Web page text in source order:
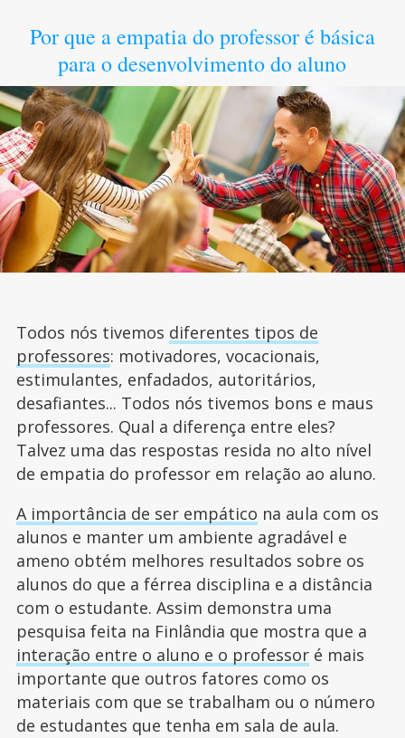
Por que a empatia do professor é básica
para o desenvolvimento do aluno
Todos nós tivemos diferentes tipos de
professores: motivadores, vocacionais,
estimulantes, enfadados, autoritários,
desafiantes... Todos nós tivemos bons e maus
professores. Qual a diferença entre eles?
Talvez uma das respostas resida no alto nível
de empatia do professor em relação ao aluno.
A importância de ser empático na aula com os
alunos e manter um ambiente agradável e
ameno obtém melhores resultados sobre os
alunos do que a férrea disciplina e a distância
com o estudante. Assim demonstra uma
pesquisa feita na Finlândia que mostra que a
interação entre o aluno e o professoré mais
importante que outros fatores como os
materiais com que se trabalham ou o número
de estudantes que tenha em sala de aula.